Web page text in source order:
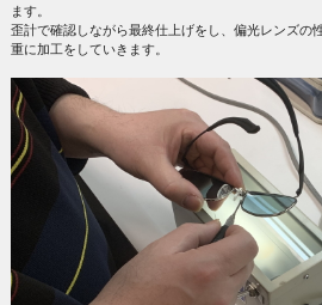
ます。
歪計で確認しながら最終仕上げをし、偏光レンズの
重に加工をしていきます。